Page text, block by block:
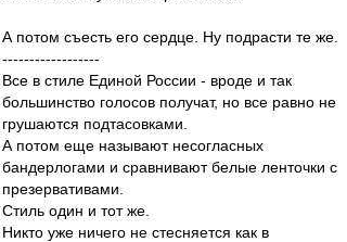
А потом съесть его сердце. Ну подрасти те же.
------------------
Все в стиле Единой России - вроде и так
большинство голосов получат, но все равно не
грушаются подтасовками.
А потом еще называют несогласных
бандерлогами и сравнивают белые ленточки с
презервативами.
Стиль один и тот же.
Никто уже ничего не стесняется как в